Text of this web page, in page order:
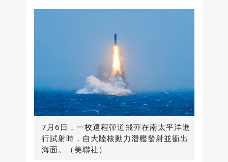
7月6日，一枚遠程彈道飛彈在南太平洋進
行試射時，自大陸核動力潛艦發射並衝出
海面。（美聯社）